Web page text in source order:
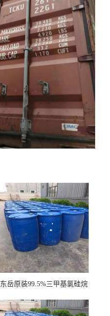
东岳原装99.5%三甲基氯硅烷